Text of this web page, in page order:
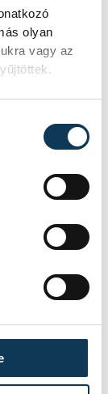
olyan
vagy az